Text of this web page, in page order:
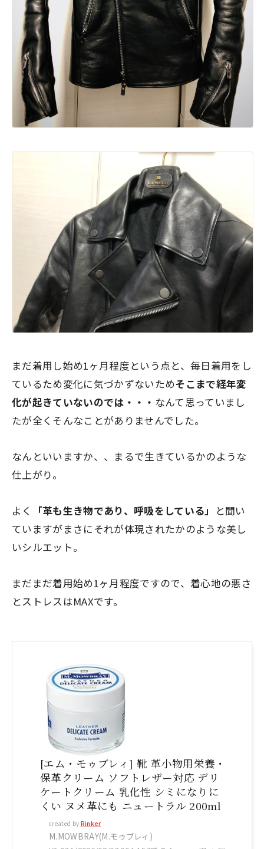
まだ着用し始め1ヶ月程度という点と、毎日着用をし
ているため変化に気づかずないためそこまで経年変
化が起きていないのでは・・・ なんて思っていまし
たが全くそんなことがありませんでした。
なんといいますか、、 まるで生きているかのような
仕上がり。
よく 「革も生き物であり、呼吸をしている」
と聞い
ていますがまさにそれが体現されたかのような美し
いシルエット。
まだまだ着用始め1ヶ月程度ですので、着心地の悪さ
とストレスはMAXです。
[エム・モゥブレィ] 靴 革小物用栄養・
保革クリーム ソフトレザー対応 デリ
ケートクリーム 乳化性 シミになりに
くい ヌメ革にも ニュートラル 200ml
created by Rinker
M.MOWBRAY(M.モゥブレィ)